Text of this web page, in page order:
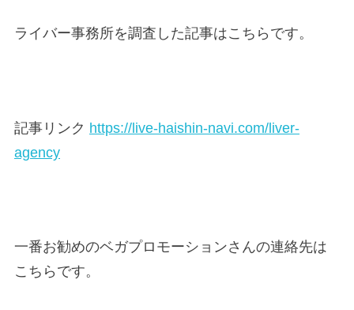
ライバー事務所を調査した記事はこちらです。
記事リンク https://live-haishin-navi.com/liver-
agency
一番お勧めのベガプロモーションさんの連絡先は
こちらです。